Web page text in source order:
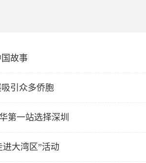
故事
引众多侨胞
第一站选择深圳
大湾区”活动